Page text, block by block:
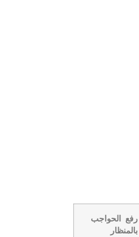
رفع الحواجب
بالمنظار